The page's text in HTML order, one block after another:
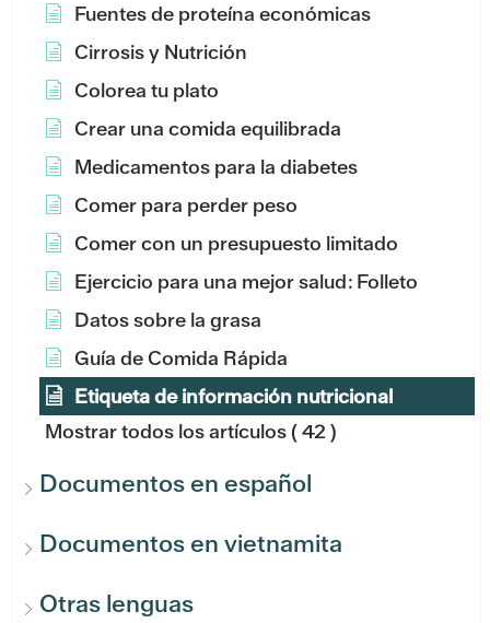
Fuentes de proteína económicas
Cirrosis y Nutrición
Colorea tu plato
Crear una comida equilibrada
Medicamentos para la diabetes
Comer para perder peso
Comer con un presupuesto limitado
Ejercicio para una mejor salud: Folleto
Datos sobre la grasa
Guía de Comida Rápida
Etiqueta de información nutricional
Mostrar todos los artículos( 42 )
Documentos en español
Documentos en vietnamita
Otras lenguas